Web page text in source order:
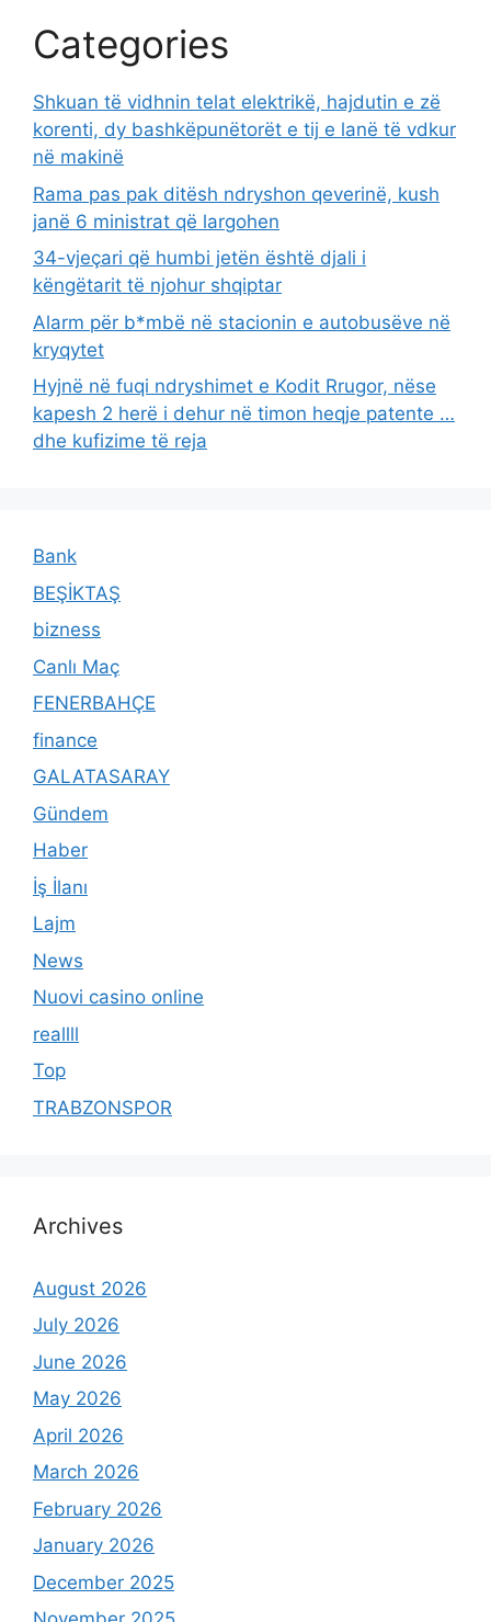
Categories
Shkuan të vidhnin telat elektrikë, hajdutin e zë
korenti, dy bashkëpunëtorët e tij e lanë të vdkur
në makinë
Rama pas pak ditësh ndryshon qeverinë, kush
janë 6 ministrat që largohen
34-vjeçari që humbi jetën është djali i
këngëtarit të njohur shqiptar
Alarm për b*mbë në stacionin e autobusëve në
kryqytet
Hyjnë në fuqi ndryshimet e Kodit Rrugor, nëse
kapesh 2 herë i dehur në timon heqje patente …
dhe kufizime të reja
Bank
BEŞİKTAŞ
bizness
Canlı Maç
FENERBAHÇE
finance
GALATASARAY
Gündem
Haber
İş İlanı
Lajm
News
Nuovi casino online
reallll
Top
TRABZONSPOR
Archives
August 2026
July 2026
June 2026
May 2026
April 2026
March 2026
February 2026
January 2026
December 2025